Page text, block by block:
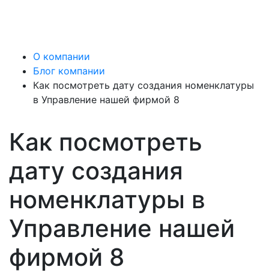
О компании
Блог компании
Как посмотреть дату создания номенклатуры
в Управление нашей фирмой 8
Как посмотреть
дату создания
номенклатуры в
Управление нашей
фирмой 8